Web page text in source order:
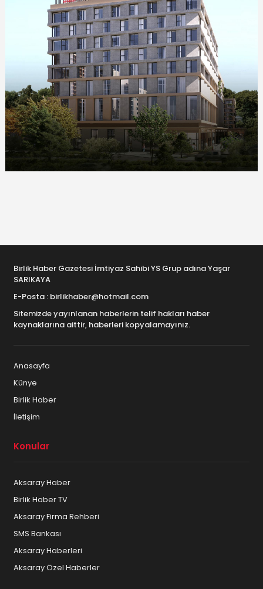
Birlik Haber Gazetesi İmtiyaz Sahibi YS Grup adına Yaşar
SARIKAYA
E-Posta : birlikhaber@hotmail.com
Sitemizde yayınlanan haberlerin telif hakları haber
kaynaklarına aittir, haberleri kopyalamayınız.
Anasayfa
Künye
Birlik Haber
İletişim
Konular
Aksaray Haber
Birlik Haber TV
Aksaray Firma Rehberi
SMS Bankası
Aksaray Haberleri
Aksaray Özel Haberler